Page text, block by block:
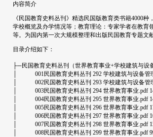
内容简介
《民国教育史料丛刊》精选民国版教育类书籍4000
学校概览及办学情况等；教育理论：专家学者在教
等。为国内第一次大规模整理和出版民国教育专题
目录介绍如下：
├─民国教育史料丛刊（世界教育事业+学校建筑与设
│ 001民国教育史料丛刊 292 学校建筑与设备管
│ 002民国教育史料丛刊 293 学校建筑与设备管
│ 003民国教育史料丛刊 294 世界教育事业.pdf
│ 004民国教育史料丛刊 295 世界教育事业.pdf
│ 005民国教育史料丛刊 296 世界教育事业.pdf
│ 006民国教育史料丛刊 297 世界教育事业.pdf
│ 007民国教育史料丛刊 298 世界教育事业.pdf
│ 008民国教育史料丛刊 299 世界教育事业.pdf